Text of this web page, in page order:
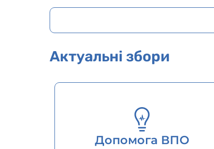
Актуальні збори
Допомога ВПО